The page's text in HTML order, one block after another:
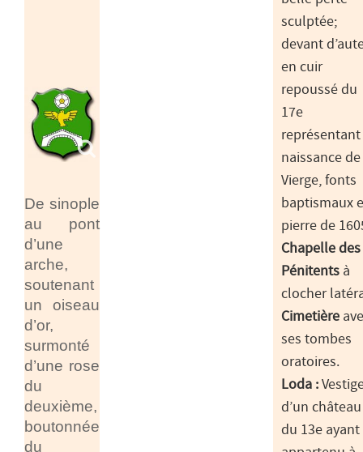
De sinople
au pont
d’une
arche,
soutenant
un oiseau
d’or,
surmonté
d’une rose
du
deuxième,
boutonnée
du
sculptée;
devant
en cuir
repoussé du
17e
naissance
Vierge, fonts
baptismaux
pierre de
Chapelle des
Pénitents à
clocher
Cimetière
ses tombes
oratoires.
Loda :
d’un château
du 13e ayant